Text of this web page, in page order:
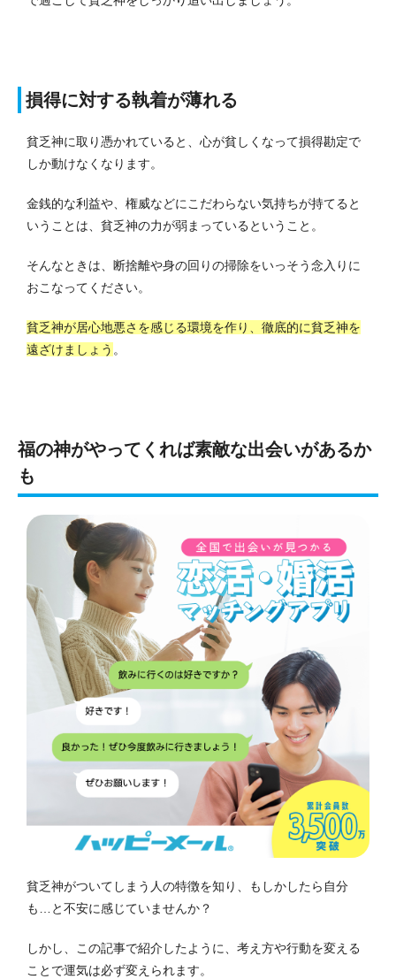
損得に対する執着が薄れる
貧乏神に取り憑かれていると、心が貧しくなって損得勘定で
しか動けなくなります。
金銭的な利益や、権威などにこだわらない気持ちが持てると
いうことは、貧乏神の力が弱まっているということ。
そんなときは、断捨離や身の回りの掃除をいっそう念入りに
おこなってください。
貧乏神が居心地悪さを感じる環境を作り、徹底的に貧乏神を
遠ざけましょう 。
福の神がやってくれば素敵な出会いがあるか
も
貧乏神がついてしまう人の特徴を知り、もしかしたら自分
も…と不安に感じていませんか？
しかし、この記事で紹介したように、考え方や行動を変える
ことで運気は必ず変えられます。